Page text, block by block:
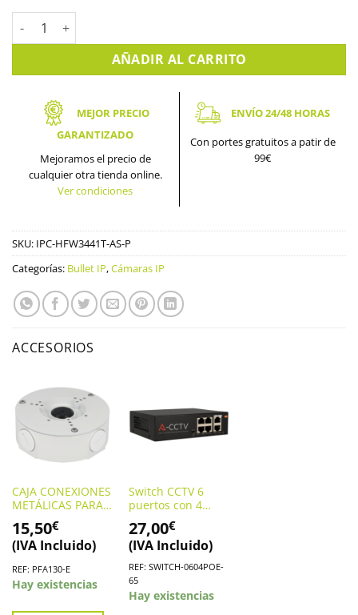
Cámara IP bullet 4 MPX panorámica DAHUA. IPC-HFW3441T-
AÑADIR AL CARRITO
MEJOR PRECIO
GARANTIZADO
Mejoramos el precio de
cualquier otra tienda online.
Ver condiciones
ENVÍO 24/48 HORAS
Con portes gratuitos a patir de
99€
SKU: IPC-HFW3441T-AS-P
Categorías: Bullet IP,Cámaras IP
ACCESORIOS
CAJA CONEXIONES
METÁLICAS PARA
CÁMARAS
(PFA130-E)
15,50€
(IVA Incluido)
REF: PFA130-E
Hay existencias
Switch CCTV 6
puertos con 4
puertos PoE.
SWITCH-0604POE-
65
27,00€
(IVA Incluido)
REF: SWITCH-0604POE-
65
Hay existencias